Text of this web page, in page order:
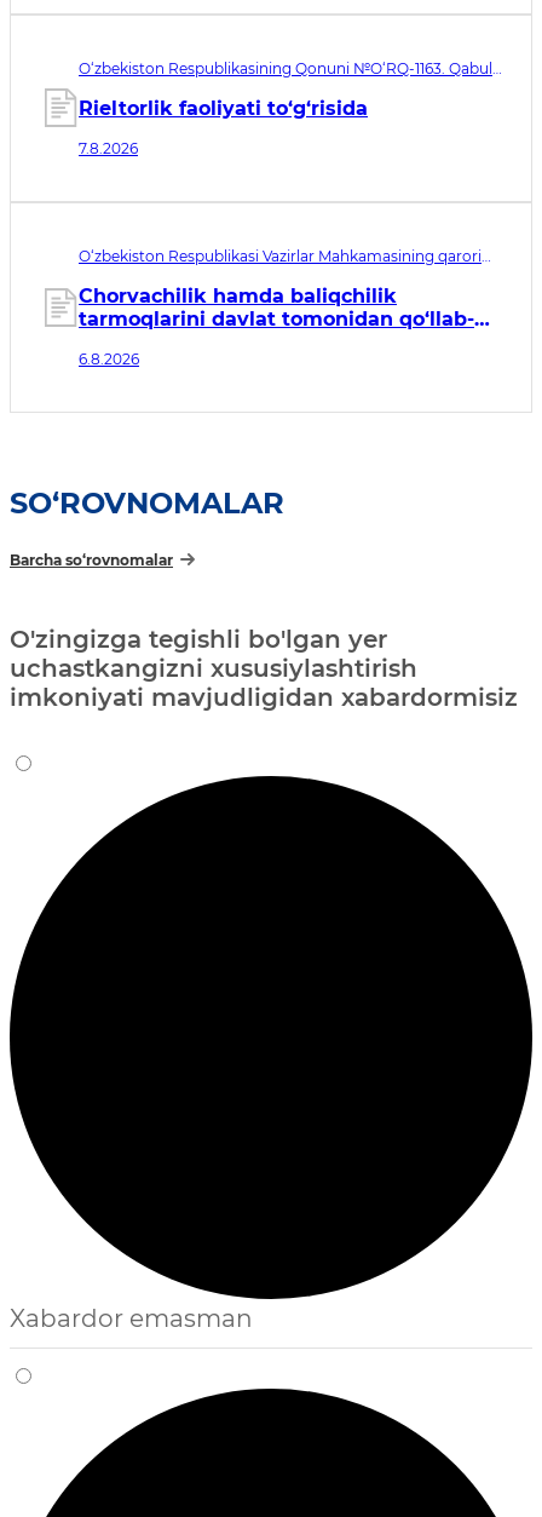
O‘zbekiston Respublikasining Qonuni №O‘RQ-1163. Qabul
Rieltorlik faoliyati to‘g‘risida
7.8.2026
O‘zbekiston Respublikasi Vazirlar Mahkamasining qarori
sanasi 07.08.2026
Chorvachilik hamda baliqchilik
tarmoqlarini davlat tomonidan qo‘llab-
tadbirlari to‘g‘risida
6.8.2026
SO‘ROVNOMALAR
Barcha so‘rovnomalar
O'zingizga tegishli bo'lgan yer
uchastkangizni xususiylashtirish
imkoniyati mavjudligidan xabardormisiz
Xabardor emasman